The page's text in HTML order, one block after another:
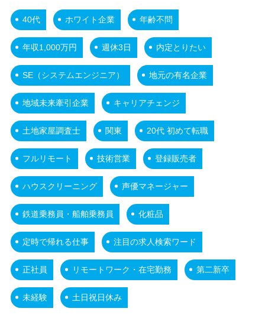
40代 ホワイト企業 年齢不問
年収1,000万円 週休3日 内定とりたい
SE（システムエンジニア） 地元の有名企業
地域未来牽引企業 キャリアチェンジ
土地家屋調査士 関東 20代 初めて転職
フルリモート 技術営業 登録販売者
ハウスクリーニング 声優マネージャー
鉄道乗務員・船舶乗務員 化粧品
定時で帰れる仕事 注目の求人検索ワード
正社員 リモートワーク・在宅勤務 第二新卒
未経験 土日祝日休み